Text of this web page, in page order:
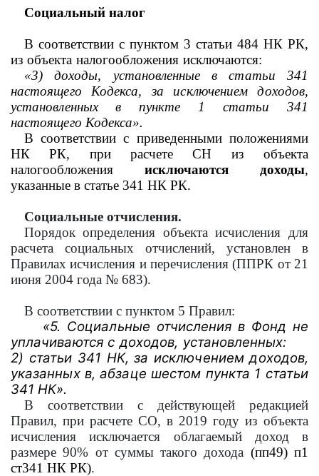
Социальный налог
В соответствии с пунктом 3 статьи 484 НК РК,
из объекта налогообложения исключаются:
«3) доходы, установленные в статьи 341
настоящего Кодекса, за исключением доходов,
установленных в пункте 1 статьи 341
настоящего Кодекса».
В соответствии с приведенными положениями
НК РК, при расчете СН из объекта
налогообложения исключаются доходы,
указанные в статье 341 НК РК.
Социальные отчисления.
Порядок определения объекта исчисления для
расчета социальных отчислений, установлен в
Правилах исчисления и перечисления (ППРК от 21
июня 2004 года № 683).
В соответствии с пунктом 5 Правил:
«5. Социальные отчисления в Фонд не
уплачиваются с доходов, установленных:
2) статьи 341 НК, за исключением доходов,
указанных в, абзаце шестом пункта 1 статьи
341 НК».
В соответствии с действующей редакцией
Правил, при расчете СО, в 2019 году из объекта
исчисления исключается облагаемый доход в
размере 90% от суммы такого дохода (пп49) п1
ст341 НК РК).